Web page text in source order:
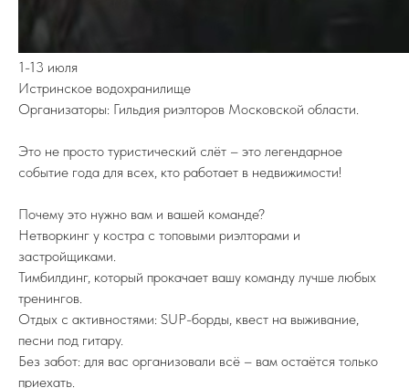
1-13 июля
Истринское водохранилище
Организаторы: Гильдия риэлторов Московской области.
Это не просто туристический слёт – это легендарное
событие года для всех, кто работает в недвижимости!
Почему это нужно вам и вашей команде?
Нетворкинг у костра с топовыми риэлторами и
застройщиками.
Тимбилдинг, который прокачает вашу команду лучше любых
тренингов.
Отдых с активностями: SUP-борды, квест на выживание,
песни под гитару.
Без забот: для вас организовали всё – вам остаётся только
приехать.
8 (800) 77-00-180
federation@igsrus.ru
На канале вы найдете самую свежую
информацию о всех событиях связанных
с ИЖС.
ФЕДЕРАЦИИ ИЖС
© 2015 – 2025 Федерация ИЖС
ООО "ФИЖС". ИНН 1660279424. 420097, Республика